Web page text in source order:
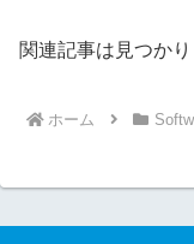
関連記事は見つかり
ホーム